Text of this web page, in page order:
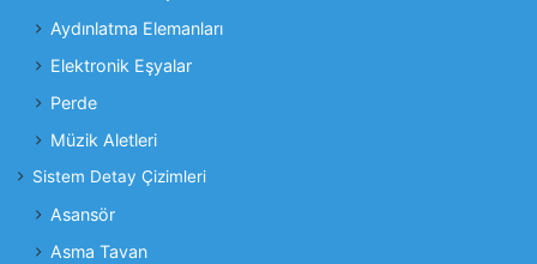
Aydınlatma Elemanları
Elektronik Eşyalar
Perde
Müzik Aletleri
Sistem Detay Çizimleri
Asansör
Asma Tavan